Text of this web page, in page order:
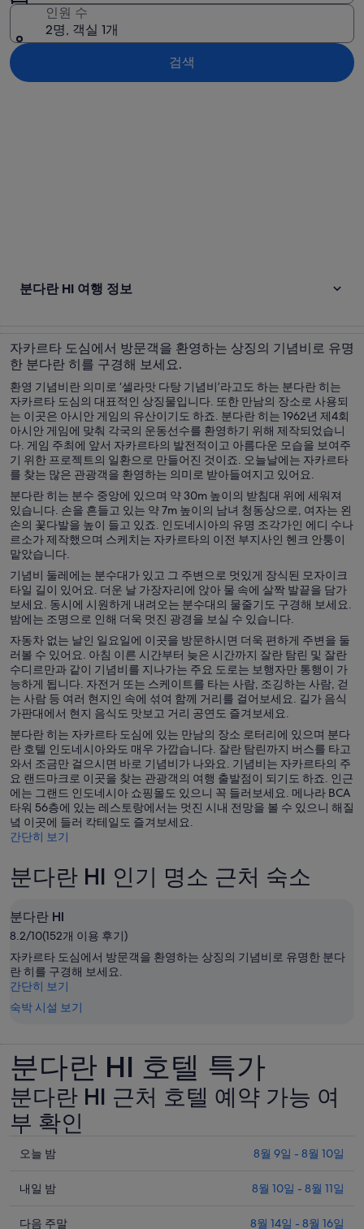
인원 수
2명, 객실 1개
검색
분다란 HI 여행 정보
자카르타 도심에서 방문객을 환영하는 상징의 기념비로 유명
한 분다란 히를 구경해 보세요.
환영 기념비란 의미로 ‘셀라맛 다탕 기념비’라고도 하는 분다란 히는
자카르타 도심의 대표적인 상징물입니다. 또한 만남의 장소로 사용되
는 이곳은 아시안 게임의 유산이기도 하죠. 분다란 히는 1962년 제4회
아시안 게임에 맞춰 각국의 운동선수를 환영하기 위해 제작되었습니
다. 게임 주최에 앞서 자카르타의 발전적이고 아름다운 모습을 보여주
기 위한 프로젝트의 일환으로 만들어진 것이죠. 오늘날에는 자카르타
를 찾는 많은 관광객을 환영하는 의미로 받아들여지고 있어요.
분다란 히는 분수 중앙에 있으며 약 30m 높이의 받침대 위에 세워져
있습니다. 손을 흔들고 있는 약 7m 높이의 남녀 청동상으로, 여자는 왼
손의 꽃다발을 높이 들고 있죠. 인도네시아의 유명 조각가인 에디 수나
르소가 제작했으며 스케치는 자카르타의 이전 부지사인 헨크 안퉁이
맡았습니다.
기념비 둘레에는 분수대가 있고 그 주변으로 멋있게 장식된 모자이크
타일 길이 있어요. 더운 날 가장자리에 앉아 물 속에 살짝 발끝을 담가
보세요. 동시에 시원하게 내려오는 분수대의 물줄기도 구경해 보세요.
밤에는 조명으로 인해 더욱 멋진 광경을 보실 수 있습니다.
자동차 없는 날인 일요일에 이곳을 방문하시면 더욱 편하게 주변을 둘
러볼 수 있어요. 아침 이른 시간부터 늦은 시간까지 잘란 탐린 및 잘란
수디르만과 같이 기념비를 지나가는 주요 도로는 보행자만 통행이 가
능하게 됩니다. 자전거 또는 스케이트를 타는 사람, 조깅하는 사람, 걷
는 사람 등 여러 현지인 속에 섞여 함께 거리를 걸어보세요. 길가 음식
가판대에서 현지 음식도 맛보고 거리 공연도 즐겨보세요.
분다란 히는 자카르타 도심에 있는 만남의 장소 로터리에 있으며 분다
란 호텔 인도네시아와도 매우 가깝습니다. 잘란 탐린까지 버스를 타고
와서 조금만 걸으시면 바로 기념비가 나와요. 기념비는 자카르타의 주
요 랜드마크로 이곳을 찾는 관광객의 여행 출발점이 되기도 하죠. 인근
에는 그랜드 인도네시아 쇼핑몰도 있으니 꼭 들러보세요. 메나라 BCA
타워 56층에 있는 레스토랑에서는 멋진 시내 전망을 볼 수 있으니 해질
녘 이곳에 들러 칵테일도 즐겨보세요.
간단히 보기
분다란 HI 인기 명소 근처 숙소
분다란 HI
8.2/10(152개 이용 후기)
자카르타 도심에서 방문객을 환영하는 상징의 기념비로 유명한 분다
란 히를 구경해 보세요.
간단히 보기
숙박 시설 보기
분다란 HI 호텔 특가
분다란 HI 근처 호텔 예약 가능 여
부 확인
오
밤
월
오늘 밤 8월 9일 - 8월 10일
내
밤
내일 밤 8월 10일 - 8월 11일
다
다음 주말 8월 14일 - 8월 16일